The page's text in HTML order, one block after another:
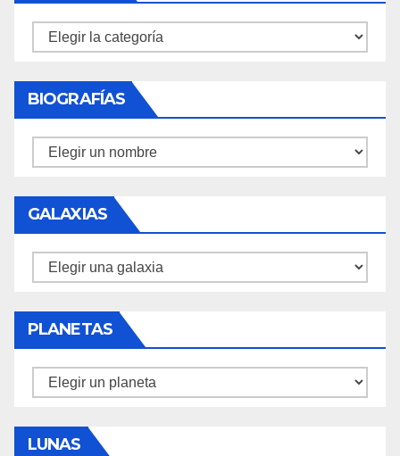
Misiones
BIOGRAFÍAS
Biografías
GALAXIAS
Galaxias
PLANETAS
Planetas
LUNAS